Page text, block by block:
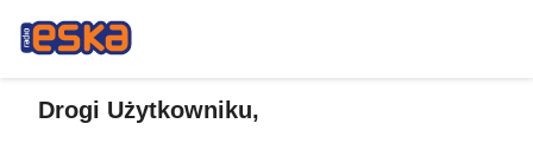
Drogi Użytkowniku,